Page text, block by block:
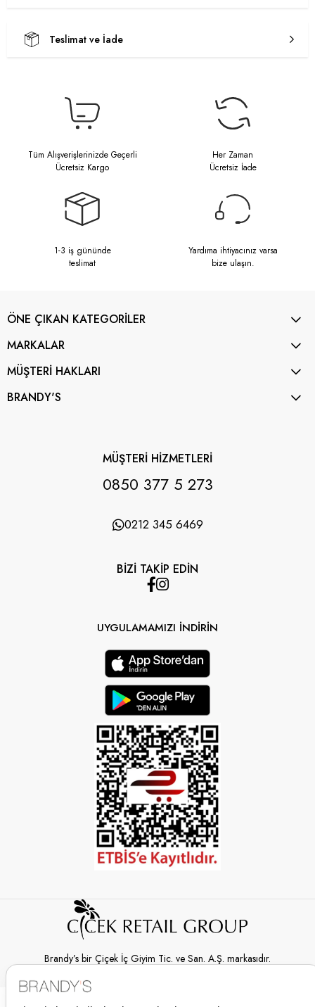
Teslimat ve İade
Tüm Alışverişlerinizde Geçerli
Ücretsiz Kargo
Her Zaman
Ücretsiz İade
1-3 iş gününde
teslimat
Yardıma ihtiyacınız varsa
bize ulaşın.
ÖNE ÇIKAN KATEGORİLER
MARKALAR
MÜŞTERİ HAKLARI
BRANDY'S
MÜŞTERİ HİZMETLERİ
0850 377 5 273
0212 345 6469
BİZİ TAKİP EDİN
UYGULAMAMIZI İNDİRİN
Brandy’s bir Çiçek İç Giyim Tic. ve San. A.Ş. markasıdır.
© 2026 Brandy’s | Her hakkı saklıdır.